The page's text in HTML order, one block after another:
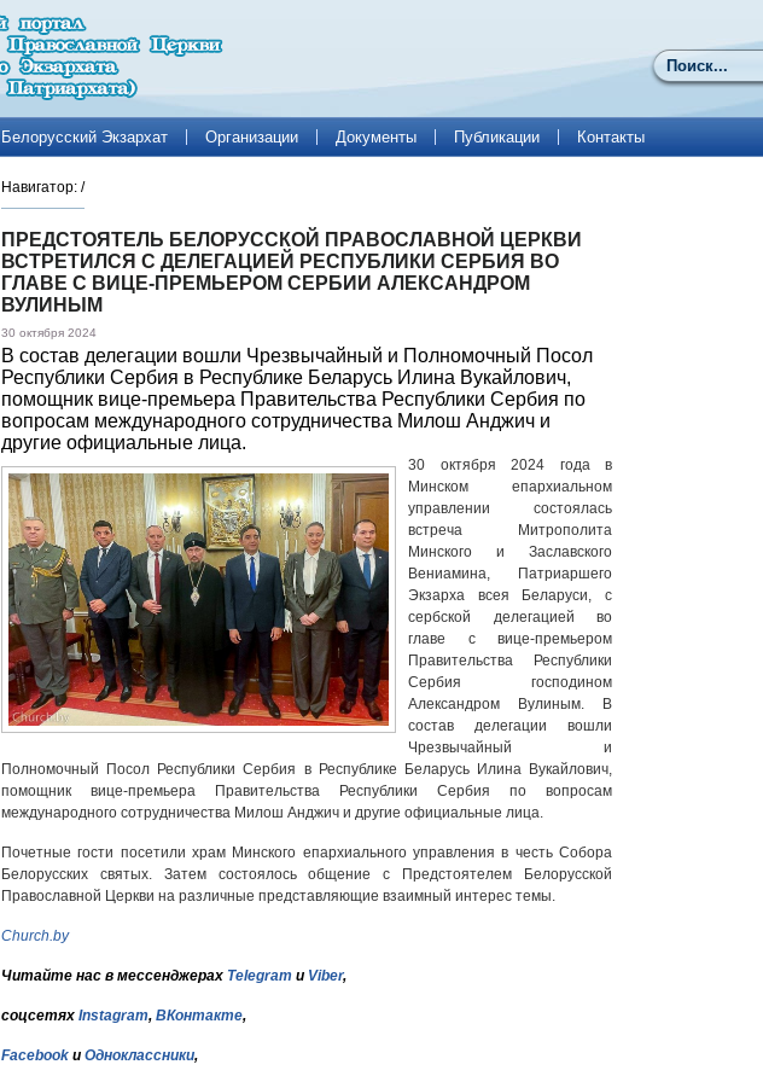
Поиск
Белорусский Экзархат Организации Документы Публикации Контакты
Навигатор: /
ПРЕДСТОЯТЕЛЬ БЕЛОРУССКОЙ ПРАВОСЛАВНОЙ ЦЕРКВИ
ВСТРЕТИЛСЯ С ДЕЛЕГАЦИЕЙ РЕСПУБЛИКИ СЕРБИЯ ВО
ГЛАВЕ С ВИЦЕ-ПРЕМЬЕРОМ СЕРБИИ АЛЕКСАНДРОМ
ВУЛИНЫМ
30 октября 2024
В состав делегации вошли Чрезвычайный и Полномочный Посол
Республики Сербия в Республике Беларусь Илина Вукайлович,
помощник вице-премьера Правительства Республики Сербия по
вопросам международного сотрудничества Милош Анджич и
другие официальные лица.
30 октября 2024 года в
Минском епархиальном
управлении состоялась
встреча Митрополита
Минского и Заславского
Вениамина, Патриаршего
Экзарха всея Беларуси, с
сербской делегацией во
главе с вице-премьером
Правительства Республики
Сербия господином
Александром Вулиным. В
состав делегации вошли
Чрезвычайный и
Полномочный Посол Республики Сербия в Республике Беларусь Илина Вукайлович,
помощник вице-премьера Правительства Республики Сербия по вопросам
международного сотрудничества Милош Анджич и другие официальные лица.
Почетные гости посетили храм Минского епархиального управления в честь Собора
Белорусских святых. Затем состоялось общение с Предстоятелем Белорусской
Православной Церкви на различные представляющие взаимный интерес темы.
Church.by
Читайте нас в мессенджерах Telegram и Viber,
соцсетях Instagram, ВКонтакте,
Facebook и Одноклассники,